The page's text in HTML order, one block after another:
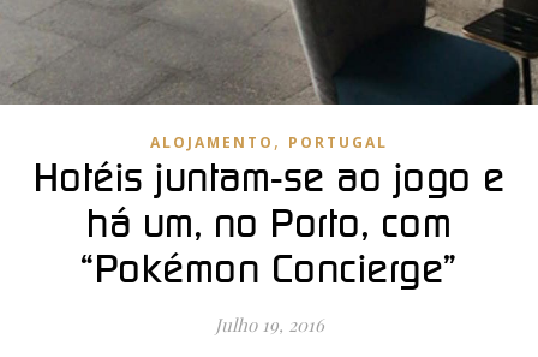
ALOJAMENTO , PORTUGAL
Hotéis juntam-se ao jogo e
há um, no Porto, com
“Pokémon Concierge”
Julho 19, 2016